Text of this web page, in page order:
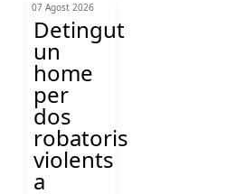
07 Agost 2026
Detingut
un
home
per
dos
robatoris
violents
a